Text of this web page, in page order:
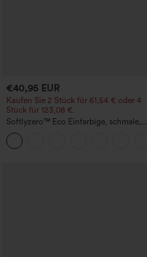
€40,95 EUR
Kaufen Sie 2 Stück für 61,54 € oder 4
Stück für 123,08 €.
Softlyzero™ Eco Einfarbige, schmale,
hoch taillierte Wanderhose mit
mehreren Taschen